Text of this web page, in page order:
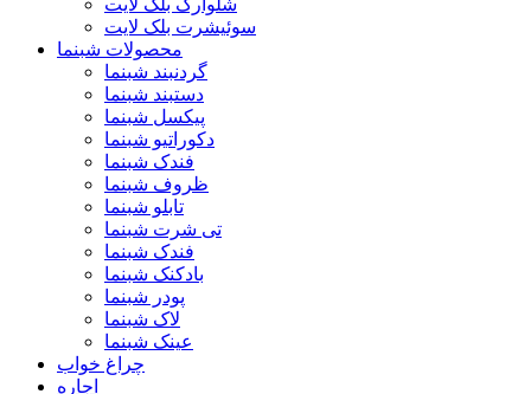
شلوارک بلک لایت
سوئیشرت بلک لایت
محصولات شبنما
گردنبند شبنما
دستبند شبنما
پیکسل شبنما
دکوراتیو شبنما
فندک شبنما
ظروف شبنما
تابلو شبنما
تی شرت شبنما
فندک شبنما
بادکنک شبنما
پودر شبنما
لاک شبنما
عینک شبنما
چراغ خواب
اجاره